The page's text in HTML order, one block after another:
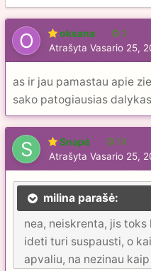
oksana 2
Atrašyta Vasario 25,
as ir jau pamastau apie
sako patogiausias
Snapė 13
Atrašyta Vasario 25,
milina parašė:
nea, neiskrenta, jis
ideti turi suspausti, o
apvaliu, na nezinau